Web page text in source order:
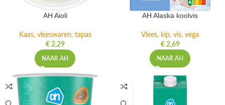
AH Aioli
Kaas, vleeswaren, tapas
€2,29
NAAR AH
AH Alaska koolvis
Vlees, kip, vis, vega
€2,69
NAAR AH